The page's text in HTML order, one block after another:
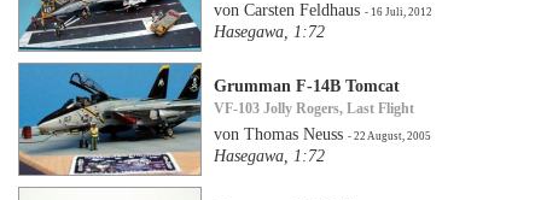
von Carsten Feldhaus- 16 Juli, 2012
Hasegawa, 1:72
Grumman F-14B Tomcat
VF-103 Jolly Rogers, Last Flight
von Thomas Neuss- 22 August, 2005
Hasegawa, 1:72